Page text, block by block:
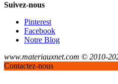
Suivez-nous
Pinterest
Facebook
Notre Blog
www.materiauxnet.com © 2010-
Contactez-nous